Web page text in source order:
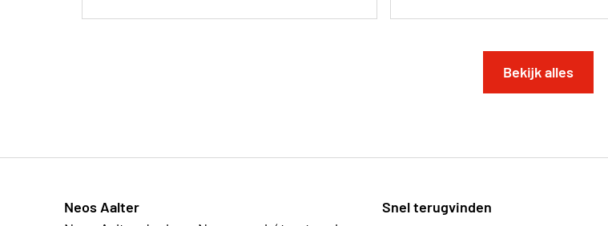
Bekijk alles
Neos Aalter
Snel terugvinden